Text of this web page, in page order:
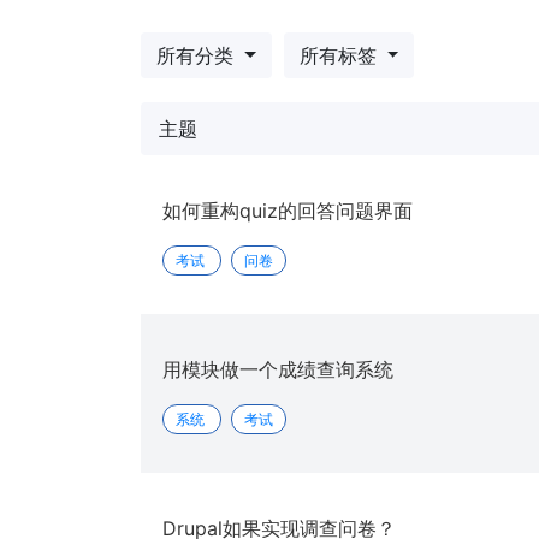
所有分类 所有标签
主题
如何重构quiz的回答问题界面
考试 问卷
用模块做一个成绩查询系统
系统 考试
Drupal如果实现调查问卷？